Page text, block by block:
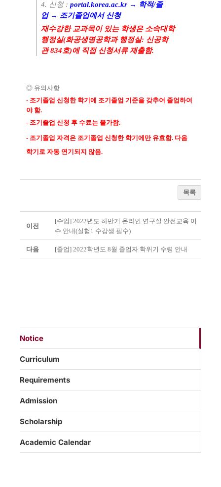
4. 신청 : portal.korea.ac.kr → 학적/졸
업 → 조기졸업에서 신청
재수강한 교과목이 있는 학생은 소속대학
행정실(화공생명공학과 행정실: 신공학
관834호)에 직접 신청서류 제출함.
◎ 유의사항
- 조기졸업 신청한 학기에 조기졸업 기준을 갖추어 졸업하여
야 함.
- 조기졸업 신청 후 수료는 불가함.
- 조기졸업 자격은 조기졸업 신청한 학기에만 유효함. 다음
학기로 자동 연기되지 않음.
목록
이전
[수업] 2022년도 하반기 온라인 연구실 안전교육 이
수 안내(실험1 수강생 필수)
다음 [졸업] 2022학년도 8월 졸업자 학위기 수령 안내
Notice
Curriculum
Requirements
Admission
Scholarship
Academic Calendar